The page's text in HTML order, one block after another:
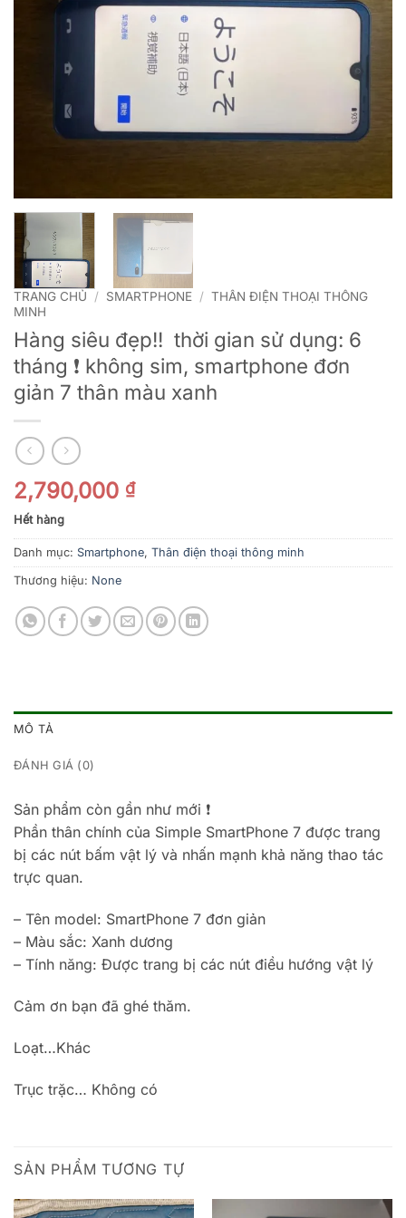
TRANG CHỦ / SMARTPHONE / THÂN ĐIỆN THOẠI THÔNG
MINH
Hàng siêu đẹp!! ️ thời gian sử dụng: 6
tháng ❗️ không sim, smartphone đơn
giản 7 thân màu xanh
2,790,000 ₫
Hết hàng
Danh mục: Smartphone, Thân điện thoại thông minh
Thương hiệu: None
MÔ TẢ
ĐÁNH GIÁ (0)
Sản phẩm còn gần như mới ❗️
Phần thân chính của Simple SmartPhone 7 được trang
bị các nút bấm vật lý và nhấn mạnh khả năng thao tác
trực quan.
– Tên model: SmartPhone 7 đơn giản
– Màu sắc: Xanh dương
– Tính năng: Được trang bị các nút điều hướng vật lý
Cảm ơn bạn đã ghé thăm.
Loạt…Khác
Trục trặc… Không có
SẢN PHẨM TƯƠNG TỰ